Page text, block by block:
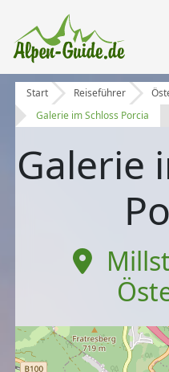
Start Reiseführer
Galerie im Schloss Porcia
Galerie